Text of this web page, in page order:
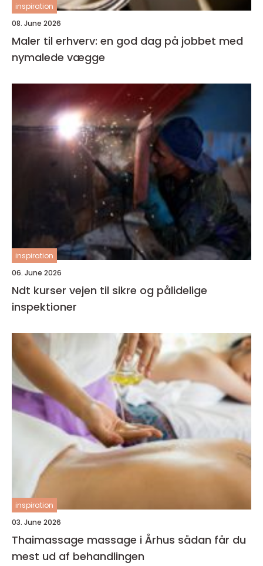
inspiration
08. June 2026
Maler til erhverv: en god dag på jobbet med
nymalede vægge
inspiration
06. June 2026
Ndt kurser vejen til sikre og pålidelige
inspektioner
inspiration
03. June 2026
Thaimassage massage i Århus sådan får du
mest ud af behandlingen